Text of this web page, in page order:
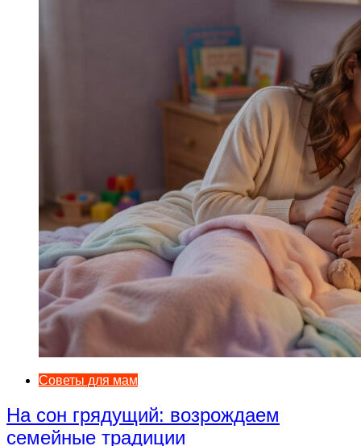
Советы для мам
На сон грядущий: возрождаем
семейные традиции